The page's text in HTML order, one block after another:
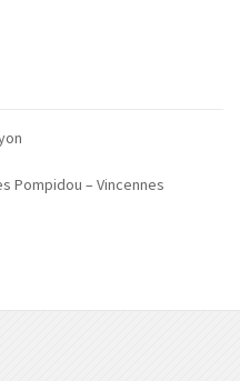
Pompidou – Vincennes